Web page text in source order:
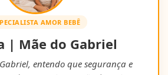
AMOR BEBÊ
| Mãe do Gabriel
entendo que segurança e